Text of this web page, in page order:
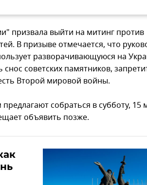
призвала выйти на митинг против
В призыве отмечается, что
разворачивающуюся на
советских памятников,
Второй мировой войны.
собраться в субботу, 15
объявить позже.